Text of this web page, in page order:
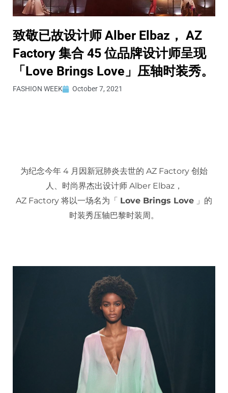
致敬已故设计师 Alber Elbaz， AZ
Factory 集合 45 位品牌设计师呈现
「Love Brings Love」压轴时装秀。
FASHION WEEK October 7, 2021
为纪念今年 4 月因新冠肺炎去世的 AZ Factory 创始
人、时尚界杰出设计师 Alber Elbaz，
AZ Factory 将以一场名为「 Love Brings Love 」的
时装秀压轴巴黎时装周。